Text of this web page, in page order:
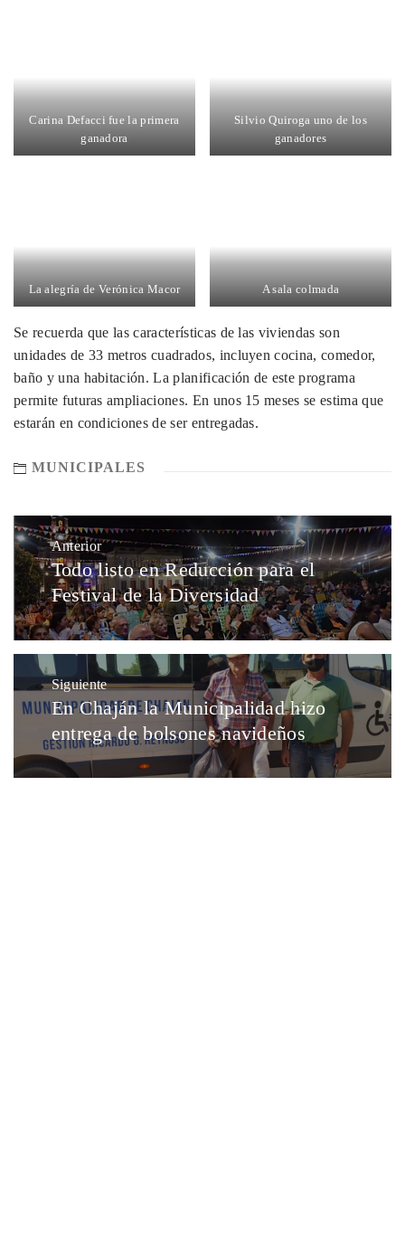
Carina Defacci fue la primera
ganadora
Silvio Quiroga uno de los
ganadores
La alegría de Verónica Macor A sala colmada
Se recuerda que las características de las viviendas son
unidades de 33 metros cuadrados, incluyen cocina, comedor,
baño y una habitación. La planificación de este programa
permite futuras ampliaciones. En unos 15 meses se estima que
estarán en condiciones de ser entregadas.
MUNICIPALES
Anterior
Todo listo en Reducción para el
Festival de la Diversidad
Siguiente
En Chaján la Municipalidad hizo
entrega de bolsones navideños